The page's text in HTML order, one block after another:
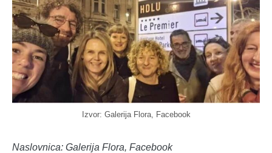
Izvor: Galerija Flora, Facebook
Naslovnica: Galerija Flora, Facebook